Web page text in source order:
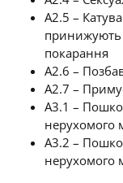
A2.5 –
принижують
покарання
A2.6 –
A2.7 –
A3.1 –
нерухомого
A3.2 –
нерухомого